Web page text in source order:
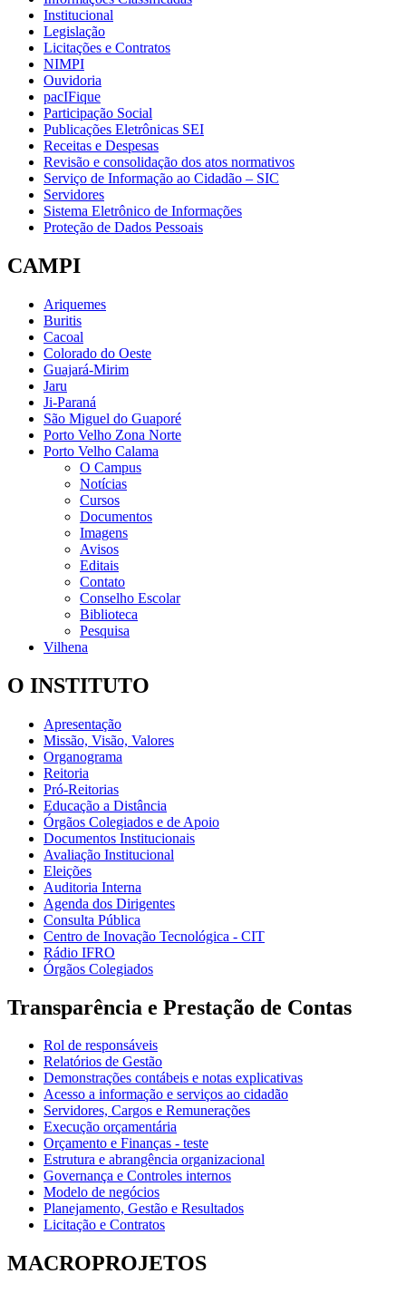
Institucional
Legislação
Licitações e Contratos
NIMPI
Ouvidoria
pacIFique
Participação Social
Publicações Eletrônicas SEI
Receitas e Despesas
Revisão e consolidação dos atos normativos
Serviço de Informação ao Cidadão – SIC
Servidores
Sistema Eletrônico de Informações
Proteção de Dados Pessoais
CAMPI
Ariquemes
Buritis
Cacoal
Colorado do Oeste
Guajará-Mirim
Jaru
Ji-Paraná
São Miguel do Guaporé
Porto Velho Zona Norte
Porto Velho Calama
O Campus
Notícias
Cursos
Documentos
Imagens
Avisos
Editais
Contato
Conselho Escolar
Biblioteca
Pesquisa
Vilhena
O INSTITUTO
Apresentação
Missão, Visão, Valores
Organograma
Reitoria
Pró-Reitorias
Educação a Distância
Órgãos Colegiados e de Apoio
Documentos Institucionais
Avaliação Institucional
Eleições
Auditoria Interna
Agenda dos Dirigentes
Consulta Pública
Centro de Inovação Tecnológica - CIT
Rádio IFRO
Órgãos Colegiados
Transparência e Prestação de Contas
Rol de responsáveis
Relatórios de Gestão
Demonstrações contábeis e notas explicativas
Acesso a informação e serviços ao cidadão
Servidores, Cargos e Remunerações
Execução orçamentária
Orçamento e Finanças - teste
Estrutura e abrangência organizacional
Governança e Controles internos
Modelo de negócios
Planejamento, Gestão e Resultados
Licitação e Contratos
MACROPROJETOS